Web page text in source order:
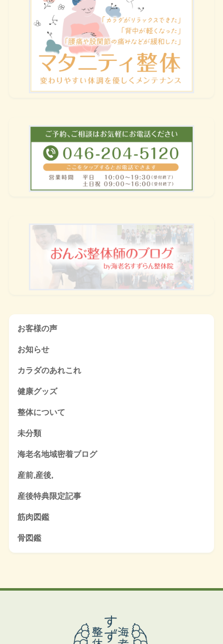
お客様の声
お知らせ
カラダのあれこれ
健康グッズ
整体について
未分類
海老名地域密着ブログ
産前,産後,
産後特典限定記事
筋肉図鑑
骨図鑑